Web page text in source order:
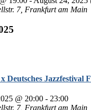
7, Frankfurt am Main
Deutsches Jazzfestival
@ 20:00 - 23:00
7, Frankfurt am Main